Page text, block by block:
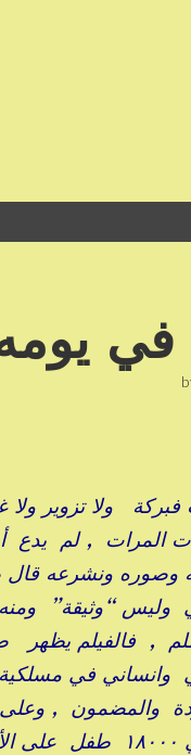
ولا تزوير
المرات , لم يدع
وصوره ونشرعه
وليس “وثيقة”
, فالفيلم
وانساني في
والمضمون , وعلى
حوالي ١٨٠٠٠